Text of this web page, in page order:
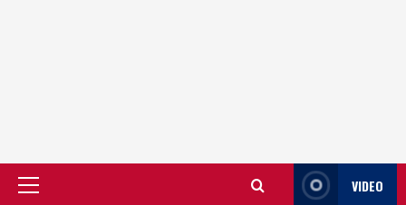
Primary
VIDEO